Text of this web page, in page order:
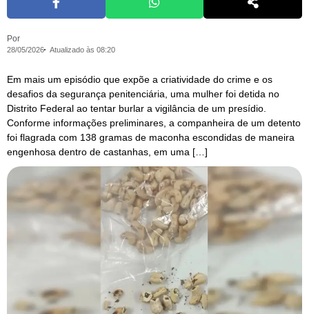
Por
28/05/2026 Atualizado às 08:20
Em mais um episódio que expõe a criatividade do crime e os
desafios da segurança penitenciária, uma mulher foi detida no
Distrito Federal ao tentar burlar a vigilância de um presídio.
Conforme informações preliminares, a companheira de um detento
foi flagrada com 138 gramas de maconha escondidas de maneira
engenhosa dentro de castanhas, em uma […]